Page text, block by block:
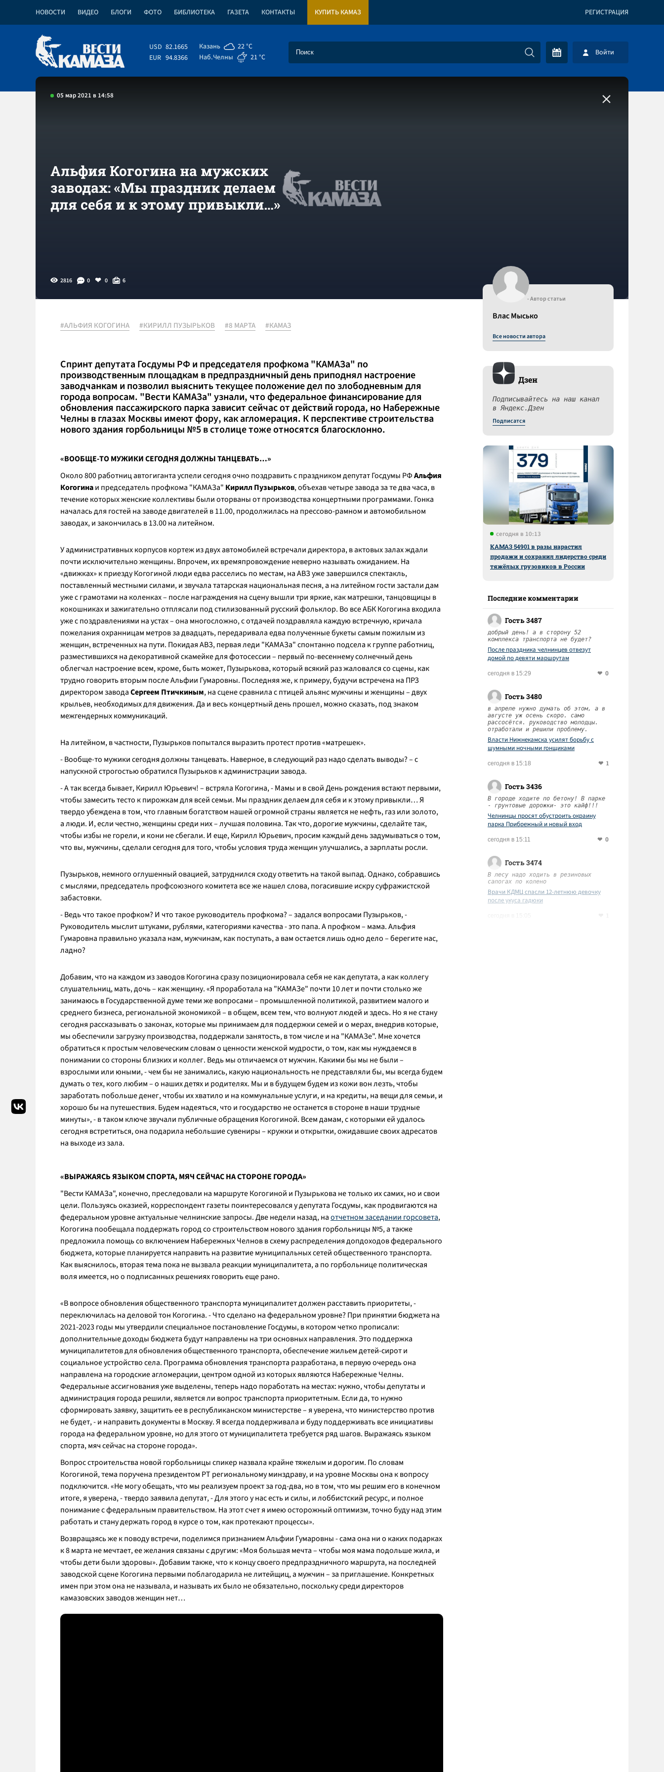
НОВОСТИ ВИДЕО БЛОГИ ФОТО БИБЛИОТЕКА ГАЗЕТА КОНТАКТЫ КУПИТЬ КАМАЗ РЕГИСТРАЦИЯ
USD 82.1665
EUR 94.8366
Казань
22 °C
Наб.Челны
21 °C Войти
05 мар 2021 в 14:58
Альфия Когогина на мужских
заводах: «Мы праздник делаем
для себя и к этому привыкли…»
2816 0 0 6
#АЛЬФИЯ КОГОГИНА #КИРИЛЛ ПУЗЫРЬКОВ #8 МАРТА #КАМАЗ
Спринт депутата Госдумы РФ и председателя профкома "КАМАЗа" по
производственным площадкам в предпраздничный день приподнял настроение
заводчанкам и позволил выяснить текущее положение дел по злободневным для
города вопросам. "Вести КАМАЗа" узнали, что федеральное финансирование для
обновления пассажирского парка зависит сейчас от действий города, но Набережные
Челны в глазах Москвы имеют фору, как агломерация. К перспективе строительства
нового здания горбольницы №5 в столице тоже относятся благосклонно.
«ВООБЩЕ-ТО МУЖИКИ СЕГОДНЯ ДОЛЖНЫ ТАНЦЕВАТЬ…»
Около 800 работниц автогиганта успели сегодня очно поздравить с праздником депутат Госдумы РФАльфия
Когогинаи председатель профкома "КАМАЗа" Кирилл Пузырьков, объехав четыре завода за те два часа, в
течение которых женские коллективы были оторваны от производства концертными программами. Гонка
началась для гостей на заводе двигателей в 11.00, продолжилась на прессово-рамном и автомобильном
заводах, и закончилась в 13.00 на литейном.
У административных корпусов кортеж из двух автомобилей встречали директора, в актовых залах ждали
почти исключительно женщины. Впрочем, их времяпровождение неверно называть ожиданием. На
«движках» к приезду Когогиной люди едва расселись по местам, на АВЗ уже завершился спектакль,
поставленный местными силами, и звучала татарская национальная песня, а на литейном гости застали дам
уже с грамотами на коленках – после награждения на сцену вышли три яркие, как матрешки, танцовщицы в
кокошниках и зажигательно отплясали под стилизованный русский фольклор. Во все АБК Когогина входила
уже с поздравлениями на устах – она многосложно, с отдачей поздравляла каждую встречную, кричала
пожелания охранницам метров за двадцать, передаривала едва полученные букеты самым пожилым из
женщин, встреченных на пути. Покидая АВЗ, первая леди "КАМАЗа" спонтанно подсела к группе работниц,
разместившихся на декоративной скамейке для фотосессии – первый по-весеннему солнечный день
облегчал настроение всем, кроме, быть может, Пузырькова, который всякий раз жаловался со сцены, как
трудно говорить вторым после Альфии Гумаровны. Последняя же, к примеру, будучи встречена на ПРЗ
директором заводаСергеем Птичкиным, на сцене сравнила с птицей альянс мужчины и женщины – двух
крыльев, необходимых для движения. Да и весь концертный день прошел, можно сказать, под знаком
межгендерных коммуникаций.
На литейном, в частности, Пузырьков попытался выразить протест против «матрешек».
-Вообще-то мужики сегодня должны танцевать. Наверное, в следующий раз надо сделать выводы?– с
напускной строгостью обратился Пузырьков к администрации завода.
-А так всегда бывает, Кирилл Юрьевич!– встряла Когогина, -Мамы и в свой День рождения встают первыми,
чтобы замесить тесто к пирожкам для всей семьи. Мы праздник делаем для себя и к этому привыкли… Я
твердо убеждена в том, что главным богатством нашей огромной страны является не нефть, газ или золото,
а люди. И, если честно, женщины среди них – лучшая половина. Так что, дорогие мужчины, сделайте так,
чтобы избы не горели, и кони не сбегали. И еще, Кирилл Юрьевич, просим каждый день задумываться о том,
что вы, мужчины, сделали сегодня для того, чтобы условия труда женщин улучшались, а зарплаты росли.
Пузырьков, немного оглушенный овацией, затруднился сходу ответить на такой выпад. Однако, собравшись
с мыслями, председатель профсоюзного комитета все же нашел слова, погасившие искру суфражистской
забастовки.
-Ведь что такое профком? И что такое руководитель профкома? –задался вопросами Пузырьков,-
Руководитель мыслит штуками, рублями, категориями качества - это папа. А профком – мама. Альфия
Гумаровна правильно указала нам, мужчинам, как поступать, а вам остается лишь одно дело – берегите нас,
ладно?
Добавим, что на каждом из заводов Когогина сразу позиционировала себя не как депутата, а как коллегу
слушательниц, мать, дочь – как женщину. «Я проработала на "КАМАЗе" почти 10 лет и почти столько же
занимаюсь в Государственной думе теми же вопросами – промышленной политикой, развитием малого и
среднего бизнеса, региональной экономикой – в общем, всем тем, что волнуют людей и здесь. Но я не стану
сегодня рассказывать о законах, которые мы принимаем для поддержки семей и о мерах, внедрив которые,
мы обеспечили загрузку производства, поддержали занятость, в том числе и на "КАМАЗе". Мне хочется
обратиться к простым человеческим словам о ценности женской мудрости, о том, как мы нуждаемся в
понимании со стороны близких и коллег. Ведь мы отличаемся от мужчин. Какими бы мы не были –
взрослыми или юными, - чем бы не занимались, какую национальность не представляли бы, мы всегда будем
думать о тех, кого любим – о наших детях и родителях. Мы и в будущем будем из кожи вон лезть, чтобы
заработать побольше денег, чтобы их хватило и на коммунальные услуги, и на кредиты, на вещи для семьи, и
хорошо бы на путешествия. Будем надеяться, что и государство не останется в стороне в наши трудные
минуты», - в таком ключе звучали публичные обращения Когогиной. Всем дамам, с которыми ей удалось
сегодня встретиться, она подарила небольшие сувениры – кружки и открытки, ожидавшие своих адресатов
на выходе из зала.
«ВЫРАЖАЯСЬ ЯЗЫКОМ СПОРТА, МЯЧ СЕЙЧАС НА СТОРОНЕ ГОРОДА»
"Вести КАМАЗа", конечно, преследовали на маршруте Когогиной и Пузырькова не только их самих, но и свои
цели. Пользуясь оказией, корреспондент газеты поинтересовался у депутата Госдумы, как продвигаются на
федеральном уровне актуальные челнинские запросы. Две недели назад, наотчетном заседании горсовета,
Когогина пообещала поддержать город со строительством нового здания горбольницы №5, а также
предложила помощь со включением Набережных Челнов в схему распределения допдоходов федерального
бюджета, которые планируется направить на развитие муниципальных сетей общественного транспорта.
Как выяснилось, вторая тема пока не вызвала реакции муниципалитета, а по горбольнице политическая
воля имеется, но о подписанных решениях говорить еще рано.
«В вопросе обновления общественного транспорта муниципалитет должен расставить приоритеты, -
переключилась на деловой тон Когогина.- Что сделано на федеральном уровне? При принятии бюджета на
2021-2023 годы мы утвердили специальное постановление Госдумы, в котором четко прописали:
дополнительные доходы бюджета будут направлены на три основных направления. Это поддержка
муниципалитетов для обновления общественного транспорта, обеспечение жильем детей-сирот и
социальное устройство села. Программа обновления транспорта разработана, в первую очередь она
направлена на городские агломерации, центром одной из которых являются Набережные Челны.
Федеральные ассигнования уже выделены, теперь надо поработать на местах: нужно, чтобы депутаты и
администрация города решили, является ли вопрос транспорта приоритетным. Если да, то нужно
сформировать заявку, защитить ее в республиканском министерстве – я уверена, что министерство против
не будет, - и направить документы в Москву. Я всегда поддерживала и буду поддерживать все инициативы
города на федеральном уровне, но для этого от муниципалитета требуется ряд шагов. Выражаясь языком
спорта, мяч сейчас на стороне города».
Вопрос строительства новой горбольницы спикер назвала крайне тяжелым и дорогим. По словам
Когогиной, тема поручена президентом РТ региональному минздраву, и на уровне Москвы она к вопросу
подключится. «Не могу обещать, что мы реализуем проект за год-два, но в том, что мы решим его в конечном
итоге, я уверена, -твердо заявила депутат,- Для этого у нас есть и силы, и лоббистский ресурс, и полное
понимание с федеральным правительством. На этот счет я имею осторожный оптимизм, точно буду над этим
работать и стану держать город в курсе о том, как протекают процессы».
Возвращаясь же к поводу встречи, поделимся признанием Альфии Гумаровны - сама она ни о каких подарках
к 8 марта не мечтает, ее желания связаны с другим: «Моя большая мечта – чтобы моя мама подольше жила, и
чтобы дети были здоровы». Добавим также, что к концу своего предпраздничного маршрута, на последней
заводской сцене Когогина первыми поблагодарила не литейщиц, а мужчин – за приглашение. Конкретных
имен при этом она не называла, и называть их было не обязательно, поскольку среди директоров
камазовских заводов женщин нет…
- Автор статьи
Влас Мысько
Все новости автора
Дзен
Подписывайтесь на наш канал
в Яндекс.Дзен
Подписатся
сегодня в 10:13
КАМАЗ 54901 в разы нарастил
продажи и сохранил лидерство среди
тяжёлых грузовиков в России
Последние комментарии
Гость 3487
добрый день! а в сторону 52
комплекса транспорта не будет?
После праздника челнинцев отвезут
домой по девяти маршрутам
сегодня в 15:29 0
Гость 3480
в апреле нужно думать об этом, а в
августе уж осень скоро. само
рассосётся. руководство молодцы.
отработали и решили проблему.
Власти Нижнекамска усилят борьбу с
шумными ночными гонщиками
сегодня в 15:18 1
Гость 3436
В городе ходите по бетону! В парке
- грунтовые дорожки- это кайф!!!
Челнинцы просят обустроить окраину
парка Прибрежный и новый вход
сегодня в 15:11 0
Гость 3474
В лесу надо ходить в резиновых
сапогах по колено
Врачи КДМЦ спасли 12-летнюю девочку
после укуса гадюки